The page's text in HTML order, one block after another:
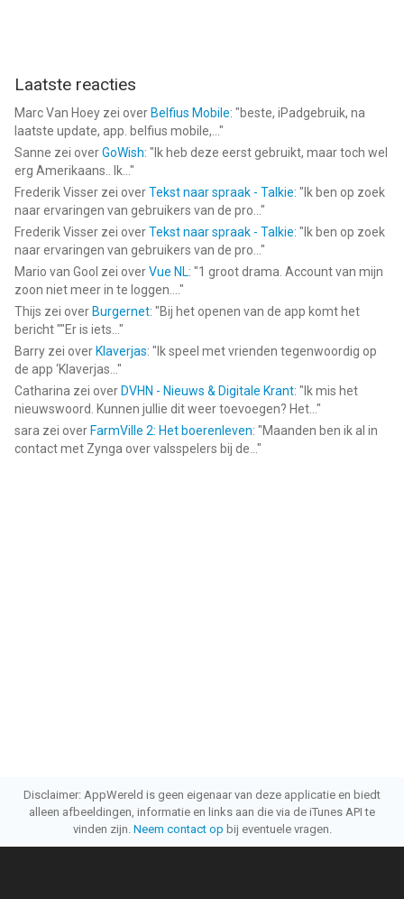
Laatste reacties
Marc Van Hoey zei over Belfius Mobile: "beste, iPadgebruik, na
laatste update, app. belfius mobile,... "
Sanne zei overGoWish: " Ik heb deze eerst gebruikt, maar toch wel
erg Amerikaans.. Ik... "
Frederik Visser zei overTekst naar spraak - Talkie: " Ik ben op zoek
naar ervaringen van gebruikers van de pro... "
Frederik Visser zei overTekst naar spraak - Talkie: " Ik ben op zoek
naar ervaringen van gebruikers van de pro... "
Mario van Gool zei overVue NL: "1 groot drama. Account van mijn
zoon niet meer in te loggen.... "
Thijs zei over Burgernet: "Bij het openen van de app komt het
bericht ""Er is iets... "
Barry zei over Klaverjas: " Ik speel met vrienden tegenwoordig op
de app ‘Klaverjas... "
Catharina zei over DVHN - Nieuws & Digitale Krant: " Ik mis het
nieuwswoord. Kunnen jullie dit weer toevoegen? Het... "
sara zei over FarmVille 2: Het boerenleven: "Maanden ben ik al in
contact met Zynga over valsspelers bij de... "
Disclaimer: AppWereld is geen eigenaar van deze applicatie en biedt
alleen afbeeldingen, informatie en links aan die via de iTunes API te
vinden zijn. Neem contact op bij eventuele vragen.